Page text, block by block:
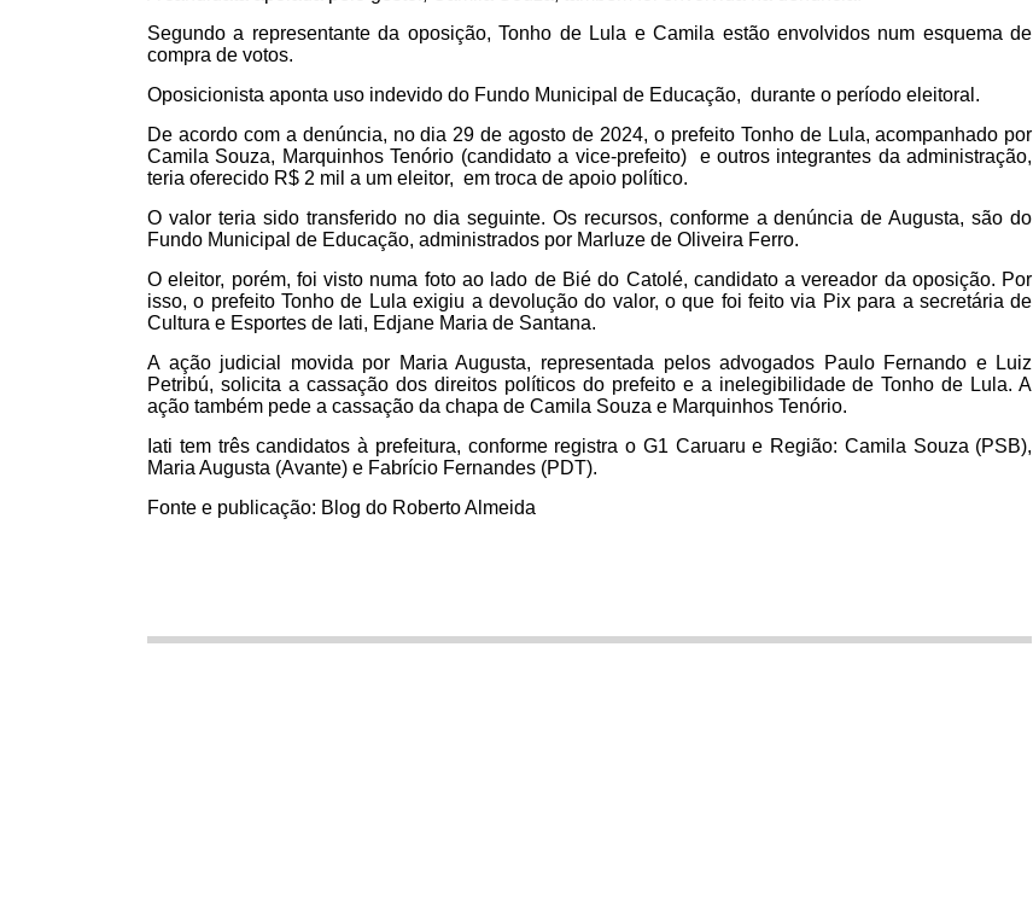
Segundo a representante da oposição, Tonho de Lula e Camila estão envolvidos num esquema de
compra de votos.
Oposicionista aponta uso indevido do Fundo Municipal de Educação, durante o período eleitoral.
De acordo com a denúncia, no dia 29 de agosto de 2024, o prefeito Tonho de Lula, acompanhado por
Camila Souza, Marquinhos Tenório (candidato a vice-prefeito) e outros integrantes da administração,
teria oferecido R$ 2 mil a um eleitor, em troca de apoio político.
O valor teria sido transferido no dia seguinte. Os recursos, conforme a denúncia de Augusta, são do
Fundo Municipal de Educação, administrados por Marluze de Oliveira Ferro.
O eleitor, porém, foi visto numa foto ao lado de Bié do Catolé, candidato a vereador da oposição. Por
isso, o prefeito Tonho de Lula exigiu a devolução do valor, o que foi feito via Pix para a secretária de
Cultura e Esportes de Iati, Edjane Maria de Santana.
A ação judicial movida por Maria Augusta, representada pelos advogados Paulo Fernando e Luiz
Petribú, solicita a cassação dos direitos políticos do prefeito e a inelegibilidade de Tonho de Lula. A
ação também pede a cassação da chapa de Camila Souza e Marquinhos Tenório.
Iati tem três candidatos à prefeitura, conforme registra o G1 Caruaru e Região: Camila Souza (PSB),
Maria Augusta (Avante) e Fabrício Fernandes (PDT).
Fonte e publicação: Blog do Roberto Almeida